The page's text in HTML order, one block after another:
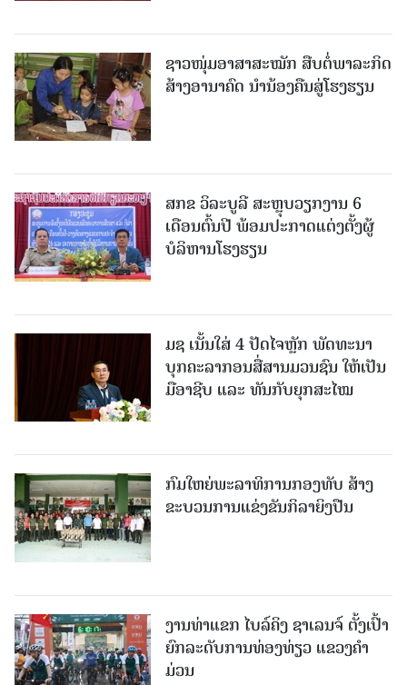
ຊາວໜຸ່ມອາສາສະໝັກ ສືບຕໍ່ພາລະກິດ
ສ້າງອານາຄົດ ນໍານ້ອງຄືນສູ່ໂຮງຮຽນ
ສກຂ ວິລະບູລີ ສະຫຼຸບວຽກງານ 6
ເດືອນຕົ້ນປີ ພ້ອມປະກາດແຕ່ງຕັ້ງຜູ້
ບໍລິຫານໂຮງຮຽນ
ມຊ ເນັ້ນໃສ່ 4 ປັດໄຈຫຼັກ ພັດທະນາ
ບຸກຄະລາກອນສື່ສານມວນຊົນ ໃຫ້ເປັນ
ມືອາຊີບ ແລະ ທັນກັບຍຸກສະໄໝ
ກົມໃຫຍ່ພະລາທິການກອງທັບ ສ້າງ
ຂະບວນການແຂ່ງຂັນກິລາຍິງປືນ
ງານທ່າແຂກ ໄບລ໌ຄິງ ຊາເລນຈ໌ ຕັ້ງເປົ້າ
ຍົກລະດັບການທ່ອງທ່ຽວ ແຂວງຄໍາ
ມ່ວນ